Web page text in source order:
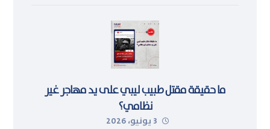
ما حقيقة مقتل طبيب ليبي على يد مهاجر غير
نظامي؟
3 يونيو، 2026